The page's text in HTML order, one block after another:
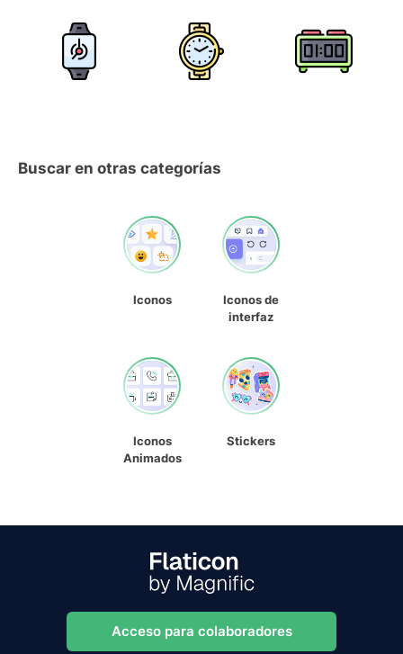
Buscar en otras categorías
Iconos
Iconos de
interfaz
Iconos
Animados
Stickers
Acceso para colaboradores